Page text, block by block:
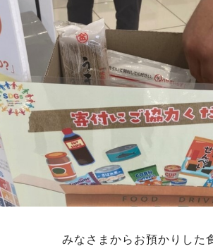
みなさまからお預かりした